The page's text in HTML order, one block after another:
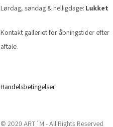
Lørdag, søndag & helligdage: Lukket
Kontakt galleriet for åbningstider efter
aftale.
Handelsbetingelser
© 2020 ART´M - All Rights Reserved